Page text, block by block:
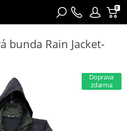
0
bunda Rain Jacket-
Doprava
zdarma